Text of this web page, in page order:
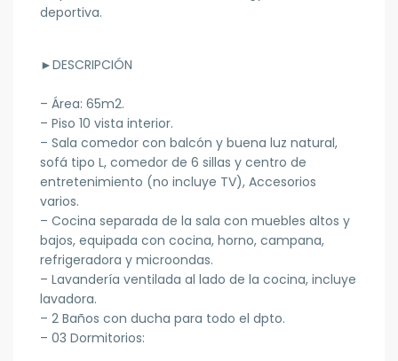
deportiva.
►DESCRIPCIÓN
– Área: 65m2.
– Piso 10 vista interior.
– Sala comedor con balcón y buena luz natural,
sofá tipo L, comedor de 6 sillas y centro de
entretenimiento (no incluye TV), Accesorios
varios.
– Cocina separada de la sala con muebles altos y
bajos, equipada con cocina, horno, campana,
refrigeradora y microondas.
– Lavandería ventilada al lado de la cocina, incluye
lavadora.
– 2 Baños con ducha para todo el dpto.
– 03 Dormitorios: